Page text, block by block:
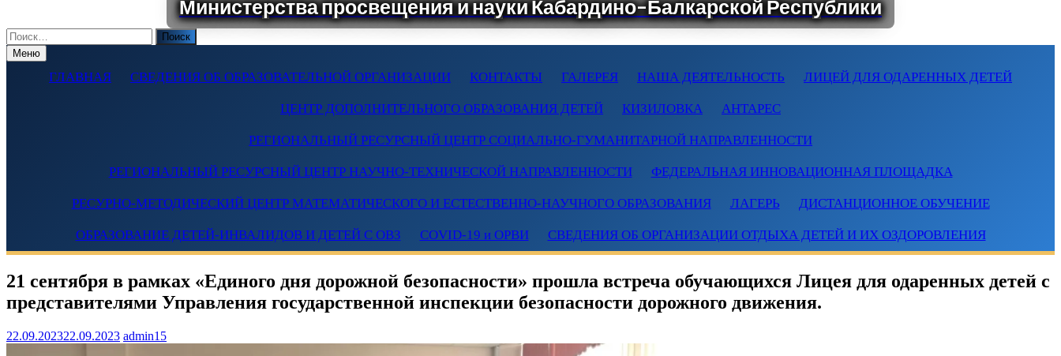
Поиск
по:Меню
ГЛАВНАЯ СВЕДЕНИЯ ОБ ОБРАЗОВАТЕЛЬНОЙ ОРГАНИЗАЦИИ КОНТАКТЫ ГАЛЕРЕЯ НАША ДЕЯТЕЛЬНОСТЬ ЛИЦЕЙ ДЛЯ ОДАРЕННЫХ ДЕТЕЙ
ЦЕНТР ДОПОЛНИТЕЛЬНОГО ОБРАЗОВАНИЯ ДЕТЕЙ КИЗИЛОВКА АНТАРЕС
РЕГИОНАЛЬНЫЙ РЕСУРСНЫЙ ЦЕНТР СОЦИАЛЬНО-ГУМАНИТАРНОЙ НАПРАВЛЕННОСТИ
РЕГИОНАЛЬНЫЙ РЕСУРСНЫЙ ЦЕНТР НАУЧНО-ТЕХНИЧЕСКОЙ НАПРАВЛЕННОСТИ ФЕДЕРАЛЬНАЯ ИННОВАЦИОННАЯ ПЛОЩАДКА
РЕСУРНО-МЕТОДИЧЕСКИЙ ЦЕНТР МАТЕМАТИЧЕСКОГО И ЕСТЕСТВЕННО-НАУЧНОГО ОБРАЗОВАНИЯ ЛАГЕРЬ ДИСТАНЦИОННОЕ ОБУЧЕНИЕ
ОБРАЗОВАНИЕ ДЕТЕЙ-ИНВАЛИДОВ И ДЕТЕЙ С ОВЗ COVID-19 и ОРВИ СВЕДЕНИЯ ОБ ОРГАНИЗАЦИИ ОТДЫХА ДЕТЕЙ И ИХ ОЗДОРОВЛЕНИЯ
21 сентября в рамках «Единого дня дорожной безопасности» прошла встреча обучающихся Лицея для одаренных детей с
представителями Управления государственной инспекции безопасности дорожного движения.
22.09.202322.09.2023 admin15